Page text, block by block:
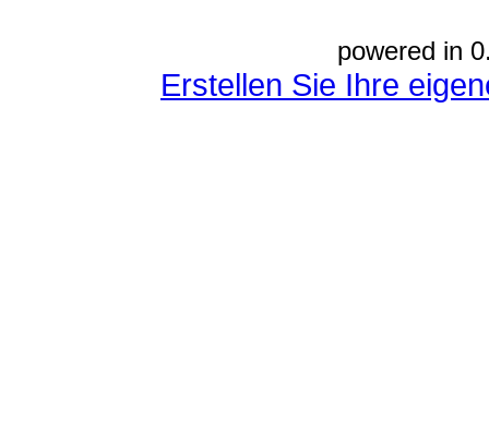
powered in
Erstellen Sie Ihre